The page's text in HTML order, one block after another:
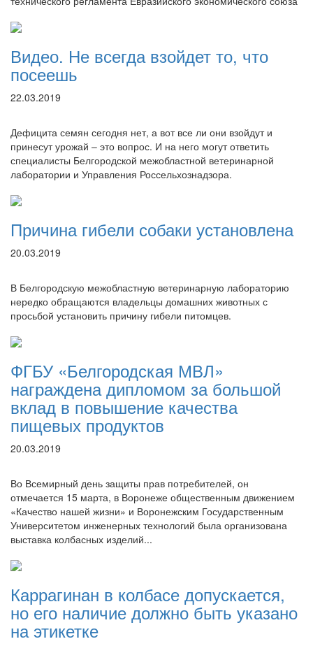
Видео. Не всегда взойдет то, что
посеешь
22.03.2019
Дефицита семян сегодня нет, а вот все ли они взойдут и
принесут урожай – это вопрос. И на него могут ответить
специалисты Белгородской межобластной ветеринарной
лаборатории и Управления Россельхознадзора.
Причина гибели собаки установлена
20.03.2019
В Белгородскую межобластную ветеринарную лабораторию
нередко обращаются владельцы домашних животных с
просьбой установить причину гибели питомцев.
ФГБУ «Белгородская МВЛ»
награждена дипломом за большой
вклад в повышение качества
пищевых продуктов
20.03.2019
Во Всемирный день защиты прав потребителей, он
отмечается 15 марта, в Воронеже общественным движением
«Качество нашей жизни» и Воронежским Государственным
Университетом инженерных технологий была организована
выставка колбасных изделий...
Каррагинан в колбасе допускается,
но его наличие должно быть указано
на этикетке